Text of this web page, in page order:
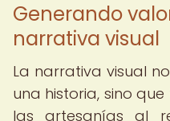
Generando
narrativa visual
La narrativa visual
una historia, sino
las artesanías al